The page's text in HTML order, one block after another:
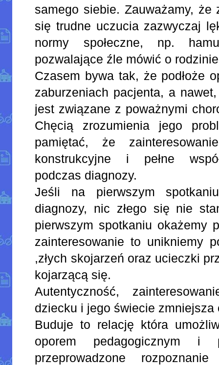
samego siebie. Zauważamy,
się trudne uczucia zazwyczaj
normy społeczne, np.
pozwalające źle mówić o
Czasem bywa tak, że podłoże
zaburzeniach pacjenta, a
jest związane z poważnymi
Chęcią zrozumienia jego
pamiętać, że
konstrukcyjne i pełne
podczas diagnozy.
Jeśli na pierwszym
diagnozy, nic złego się nie
pierwszym spotkaniu okażemy
zainteresowanie to unikniemy
,złych skojarzeń oraz ucieczki
kojarzącą się.
Autentyczność,
dziecku i jego świecie zmniejsza
Buduje to relację która
oporem pedagogicznym i
przeprowadzone